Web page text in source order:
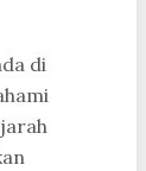
di